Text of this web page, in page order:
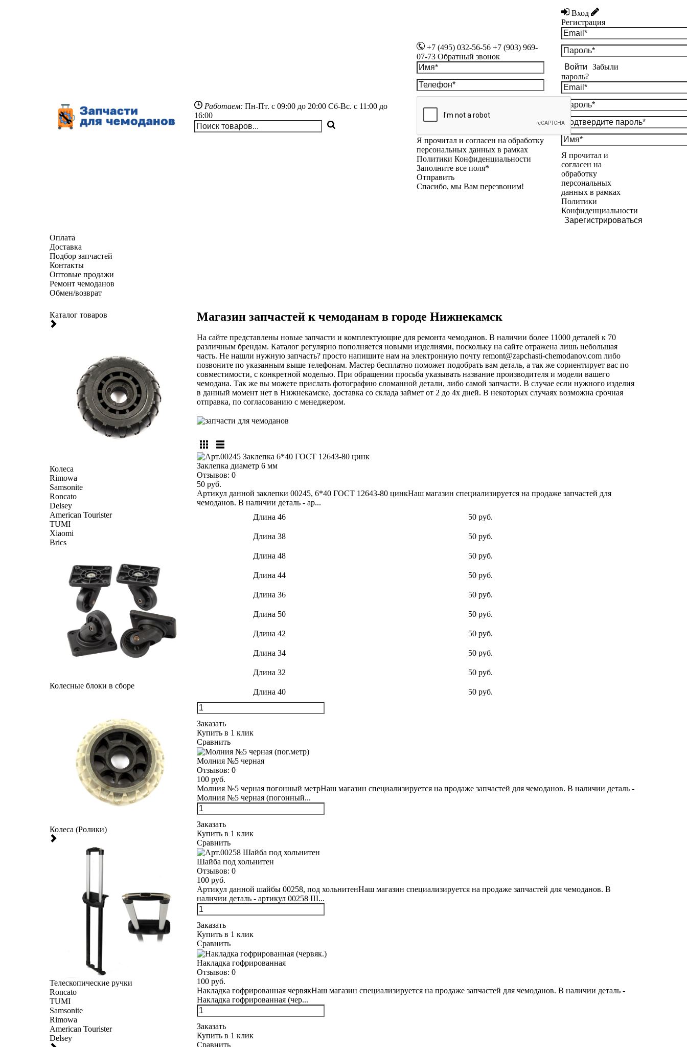
Работаем: Пн-Пт. с 09:00 до 20:00Сб-Вс. с 11:00 до
16:00
+7 (495) 032-56-56 +7 (903) 969-
07-73 Обратный звонок
Я прочитал и согласен на обработку
персональных данных в рамках
Политики Конфиденциальности
Заполните все поля*
Отправить
Спасибо, мы Вам перезвоним!
Вход
Регистрация
Войти
Забыли
пароль?
Я прочитал и
согласен на
обработку
персональных
данных в рамках
Политики
Конфиденциальности
Зарегистрироваться
Оплата
Доставка
Подбор запчастей
Контакты
Оптовые продажи
Ремонт чемоданов
Обмен/возврат
Каталог товаров
Колеса
Rimowa
Samsonite
Roncato
Delsey
American Tourister
TUMI
Xiaomi
Brics
Колесные блоки в сборе
Колеса (Ролики)
Телескопические ручки
Roncato
TUMI
Samsonite
Rimowa
American Tourister
Delsey
Магазин запчастей к чемоданам в городе Нижнекамск
На сайте представлены новые запчасти и комплектующие для ремонта чемоданов. В наличии более 11000 деталей к 70
различным брендам. Каталог регулярно пополняется новыми изделиями, поскольку на сайте отражена лишь небольшая
часть. Не нашли нужную запчасть? просто напишите нам на электронную почту remont@zapchasti-chemodanov.comлибо
позвоните по указанным выше телефонам. Мастер бесплатно поможет подобрать вам деталь, а так же сориентирует вас по
совместимости, с конкретной моделью. При обращении просьба указывать название производителя и модели вашего
чемодана. Так же вы можете прислать фотографию сломанной детали, либо самой запчасти. В случае если нужного изделия
в данный момент нет в Нижнекамске, доставка со склада займет от 2 до 4х дней. В некоторых случаях возможна срочная
отправка, по согласованию с менеджером.
Заклепка диаметр 6 мм
Отзывов: 0
50 руб.
Артикул данной заклепки 00245, 6*40 ГОСТ 12643-80 цинкНаш магазин специализируется на продаже запчастей для
чемоданов. В наличии деталь - ар...
Длина 46
50 руб.
Длина 38 50 руб.
Длина 48 50 руб.
Длина 44 50 руб.
Длина 36 50 руб.
Длина 50 50 руб.
Длина 42 50 руб.
Длина 34 50 руб.
Длина 32 50 руб.
Длина 40 50 руб.
Заказать
Купить в 1 клик
Сравнить
Молния №5 черная
Отзывов: 0
100 руб.
Молния №5 черная погонный метрНаш магазин специализируется на продаже запчастей для чемоданов. В наличии деталь -
Молния №5 черная (погонный...
Заказать
Купить в 1 клик
Сравнить
Шайба под хольнитен
Отзывов: 0
100 руб.
Артикул данной шайбы 00258, под хольнитенНаш магазин специализируется на продаже запчастей для чемоданов. В
наличии деталь - артикул 00258 Ш...
Заказать
Купить в 1 клик
Сравнить
Накладка гофрированная
Отзывов: 0
100 руб.
Накладка гофрированная червякНаш магазин специализируется на продаже запчастей для чемоданов. В наличии деталь -
Накладка гофрированная (чер...
Заказать
Купить в 1 клик
Сравнить